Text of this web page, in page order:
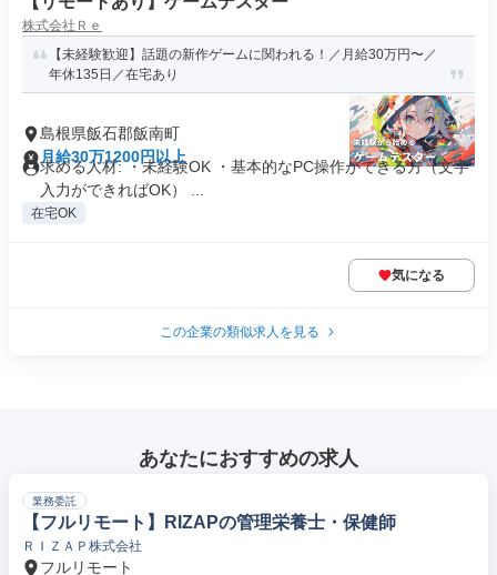
株式会社Ｒｅ
【未経験歓迎】話題の新作ゲームに関われる！／月給30万円〜／
年休135日／在宅あり
島根県飯石郡飯南町
月給30万1200円以上
求める人材: ・未経験OK ・基本的なPC操作ができる方（文字
入力ができればOK） ...
在宅OK
気になる
この企業の類似求人を見る
あなたにおすすめの求人
業務委託
【フルリモート】RIZAPの管理栄養士・保健師
ＲＩＺＡＰ株式会社
フルリモート